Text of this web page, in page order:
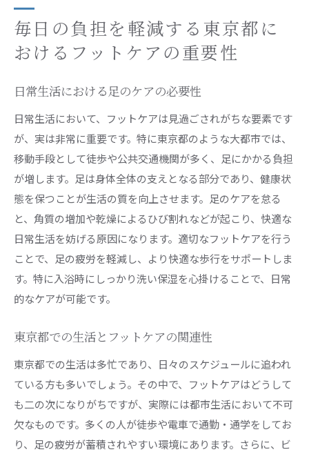
毎日の負担を軽減する東京都に
おけるフットケアの重要性
日常生活における足のケアの必要性
日常生活において、フットケアは見過ごされがちな要素です
が、実は非常に重要です。特に東京都のような大都市では、
移動手段として徒歩や公共交通機関が多く、足にかかる負担
が増します。足は身体全体の支えとなる部分であり、健康状
態を保つことが生活の質を向上させます。足のケアを怠る
と、角質の増加や乾燥によるひび割れなどが起こり、快適な
日常生活を妨げる原因になります。適切なフットケアを行う
ことで、足の疲労を軽減し、より快適な歩行をサポートしま
す。特に入浴時にしっかり洗い保湿を心掛けることで、日常
的なケアが可能です。
東京都での生活とフットケアの関連性
東京都での生活は多忙であり、日々のスケジュールに追われ
ている方も多いでしょう。その中で、フットケアはどうして
も二の次になりがちですが、実際には都市生活において不可
欠なものです。多くの人が徒歩や電車で通勤・通学をしてお
り、足の疲労が蓄積されやすい環境にあります。さらに、ビ